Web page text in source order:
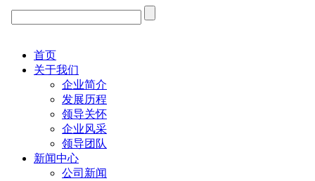
首页
关于我们
企业简介
发展历程
领导关怀
企业风采
领导团队
新闻中心
公司新闻